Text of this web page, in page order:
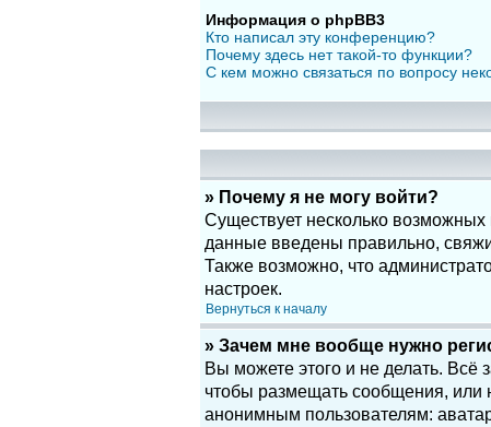
Информация о phpBB3
Кто написал эту конференцию?
Почему здесь нет такой-то функции?
С кем можно связаться по вопросу
» Почему я не могу войти?
Существует несколько
данные введены правильно,
Также возможно, что
настроек.
Вернуться к началу
» Зачем мне вообще нужно
Вы можете этого и не делать. Всё
чтобы размещать сообщения, или
анонимным пользователям: